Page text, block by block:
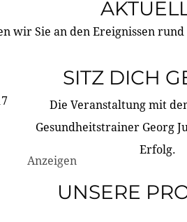
wir Sie an den Ereignissen
SITZ DICH
Die Veranstaltung mit
Gesundheitstrainer Georg
Erfolg.
Anzeigen
UNSERE